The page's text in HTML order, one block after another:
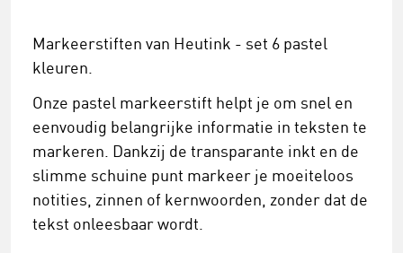
Markeerstiften van Heutink - set 6 pastel
kleuren.
Onze pastel markeerstift helpt je om snel en
eenvoudig belangrijke informatie in teksten te
markeren. Dankzij de transparante inkt en de
slimme schuine punt markeer je moeiteloos
notities, zinnen of kernwoorden, zonder dat de
tekst onleesbaar wordt.